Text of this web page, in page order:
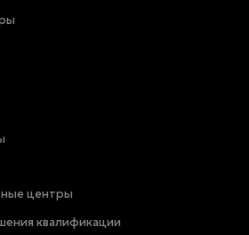
центры
квалификации